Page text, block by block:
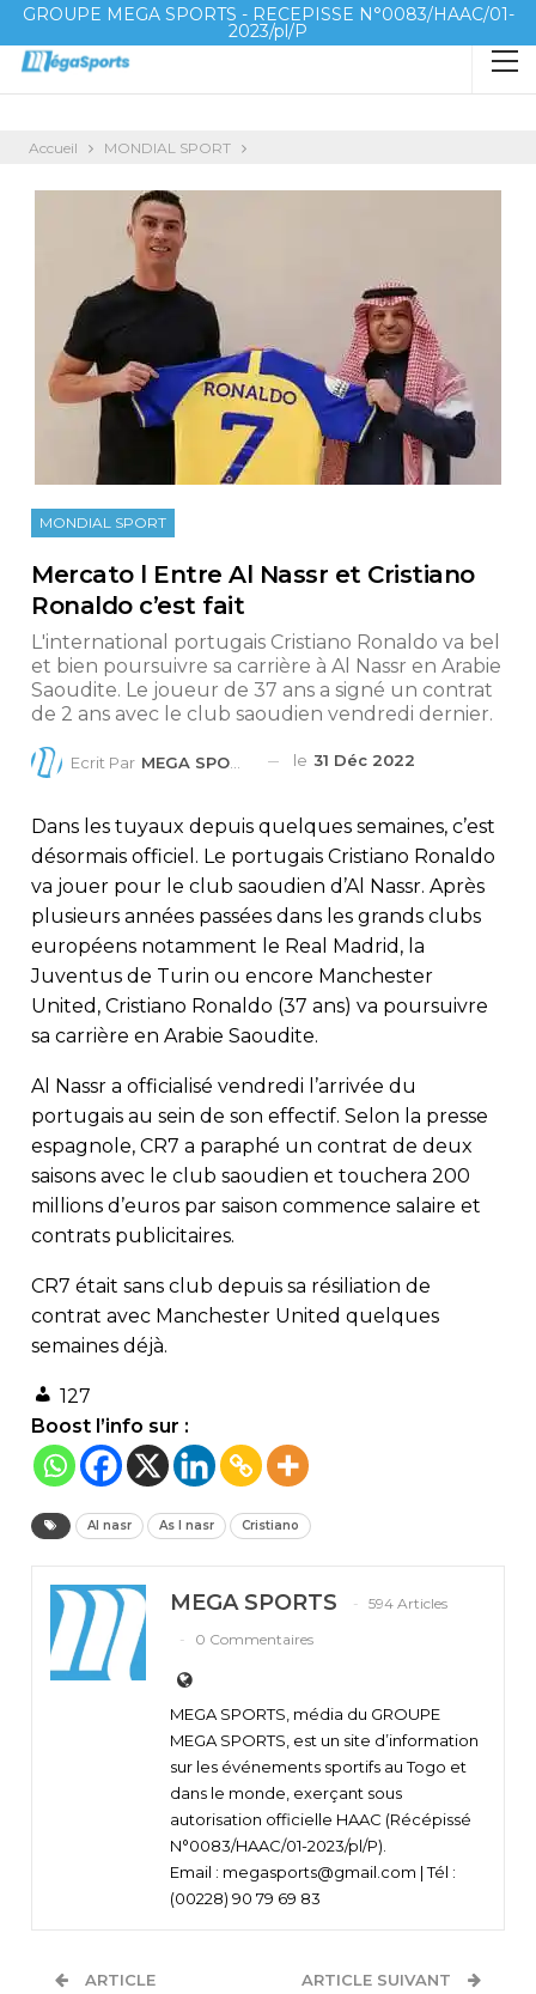
GROUPE MEGA SPORTS - RECEPISSE N°0083/HAAC/01-
2023/pl/P
Accueil MONDIAL SPORT
MONDIAL SPORT
Mercato l Entre Al Nassr et Cristiano
Ronaldo c’est fait
L'international portugais Cristiano Ronaldo va bel
et bien poursuivre sa carrière à Al Nassr en Arabie
Saoudite. Le joueur de 37 ans a signé un contrat
de 2 ans avec le club saoudien vendredi dernier.
Ecrit Par MEGA SPORTS le 31 Déc 2022
Dans les tuyaux depuis quelques semaines, c’est
désormais officiel. Le portugais Cristiano Ronaldo
va jouer pour le club saoudien d’Al Nassr. Après
plusieurs années passées dans les grands clubs
européens notamment le Real Madrid, la
Juventus de Turin ou encore Manchester
United, Cristiano Ronaldo (37 ans) va poursuivre
sa carrière en Arabie Saoudite.
Al Nassr a officialisé vendredi l’arrivée du
portugais au sein de son effectif. Selon la presse
espagnole, CR7 a paraphé un contrat de deux
saisons avec le club saoudien et touchera 200
millions d’euros par saison commence salaire et
contrats publicitaires.
CR7 était sans club depuis sa résiliation de
contrat avec Manchester United quelques
semaines déjà.
127
Boost l’info sur :
Al nasr As l nasr Cristiano
MEGA SPORTS
594 Articles
0 Commentaires
MEGA SPORTS, média du GROUPE
MEGA SPORTS, est un site d’information
sur les événements sportifs au Togo et
dans le monde, exerçant sous
autorisation officielle HAAC (Récépissé
N°0083/HAAC/01-2023/pl/P).
Email : megasports@gmail.com | Tél :
(00228) 90 79 69 83
ARTICLE
ARTICLE SUIVANT